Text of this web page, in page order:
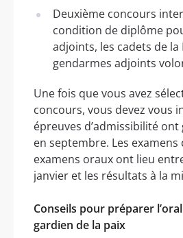
Deuxième concours
condition de diplôme
adjoints, les cadets de la
gendarmes adjoints
Une fois que vous avez
concours, vous devez vous
épreuves d’admissibilité
en septembre. Les
examens oraux ont lieu
janvier et les résultats à la
Conseils pour préparer
gardien de la paix